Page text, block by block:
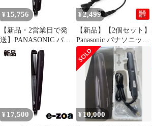
¥ 15,756
【新品・2営業日で発
送】PANASONIC パナ
ソニック Panasonic ／
パナソニック ストレー
トアイロン ナノケア
EH-HS0J-K 黒
¥2,499
【新品】【2個セット】
Panasonic パナソニック
ナノケア ヘアアイロン
用電源コード ブラック
EHHS0EK2057-2s
¥ 17,500 ¥ 10,000